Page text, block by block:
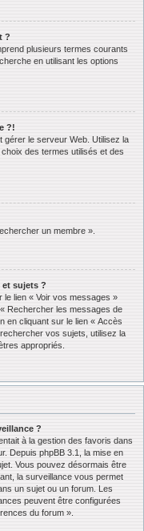
?
plusieurs termes courants
en utilisant les options
?!
gérer le serveur Web. Utilisez la
des termes utilisés et des
un membre ».
et sujets ?
lien « Voir vos messages »
Rechercher les messages de
en cliquant sur le lien « Accès
vos sujets, utilisez la
appropriés.
?
à la gestion des favoris dans
Depuis phpBB 3.1, la mise en
Vous pouvez désormais être
la surveillance vous permet
un sujet ou un forum. Les
peuvent être configurées
du forum ».